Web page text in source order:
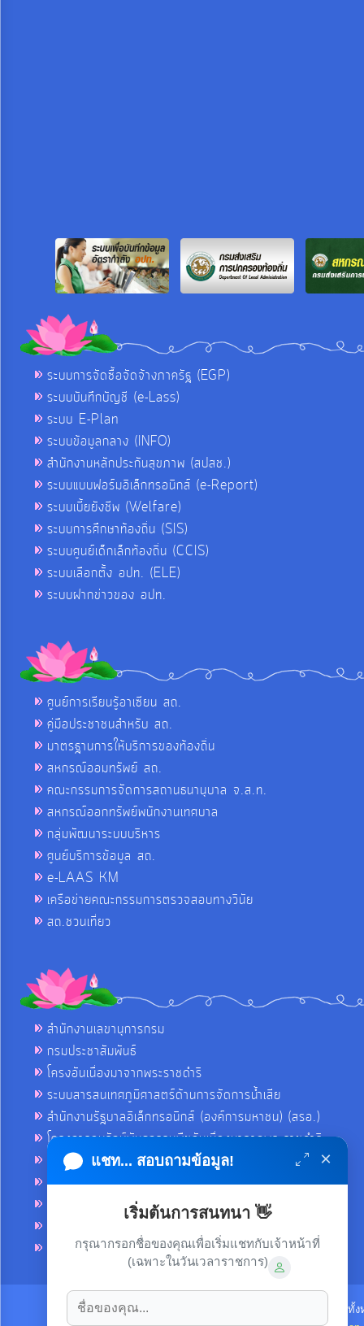
ระบบการจัดซื้อจัดจ้างภาครัฐ (EGP)
ระบบบันทึกบัญชี (e-Lass)
ระบบ E-Plan
ระบบข้อมูลกลาง (INFO)
สำนักงานหลักประกันสุขภาพ (สปสช.)
ระบบแบบฟอร์มอิเล็กทรอนิกส์ (e-Report)
ระบบเบี้ยยังชีพ (Welfare)
ระบบการศึกษาท้องถิ่น (SIS)
ระบบศูนย์เด็กเล็กท้องถิ่น (CCIS)
ระบบเลือกตั้ง อปท. (ELE)
ระบบฝากข่าวของ อปท.
ศูนย์การเรียนรู้อาเซียน สถ.
คู่มือประชาชนสำหรับ สถ.
มาตรฐานการให้บริการของท้องถิ่น
สหกรณ์ออมทรัพย์ สถ.
คณะกรรมการจัดการสถานธนานุบาล จ.ส.ท.
สหกรณ์ออกทรัพย์พนักงานเทศบาล
กลุ่มพัฒนาระบบบริหาร
ศูนย์บริการข้อมูล สถ.
e-LAAS KM
เครือข่ายคณะกรรมการตรวจสอบทางวินัย
สถ.ชวนเที่ยว
สำนักงานเลขานุการกรม
กรมประชาสัมพันธ์
โครงอันเนื่องมาจากพระราชดำริ
ระบบสารสนเทศภูมิศาสตร์ด้านการจัดการน้ำเสีย
สำนักงานรัฐบาลอิเล็กทรอนิกส์ (องค์การมหาชน) (สรอ.)
โครงการอนุรักษ์พันธุกรรมพืชอันเนื่องมาจากพระราชดำริ
คลังข่าวมหาไทย
คู่มือตาม พ.ร.บ.อำนวยความสดวกฯ
ฐานข้อมูลหน่วยงานภาครัฐ (INFO)
ศูนย์อำนวยการบริหารจังหวัดชายแดนภาคใต้ ศอ.บต.
ลิขสิทธิ์ © 2021-2022 เทศบาลตำบลขามใหญ่ ขอสงวนไว้ซึ่งสิทธิทั้
แชท... สอบถามข้อมูล! ×
เริ่มต้นการสนทนา 👋
กรุณากรอกชื่อของคุณเพื่อเริ่มแชทกับเจ้าหน้าที่
(เฉพาะในวันเวลาราชการ)